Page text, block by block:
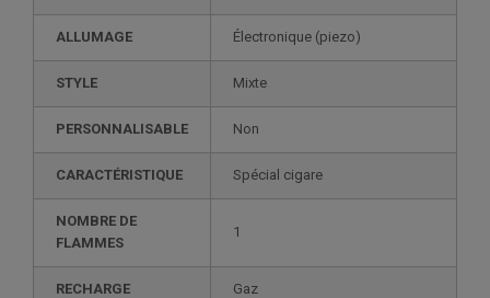
ALLUMAGE électronique (piezo)
STYLE mixte
PERSONNALISABLE non
CARACTÉRISTIQUE spécial cigare
NOMBRE DE
FLAMMES
1
RECHARGE gaz